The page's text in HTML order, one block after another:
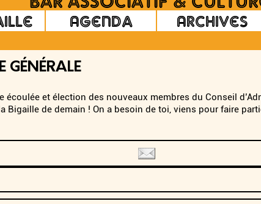
Agenda Archives
GÉNÉRALE
écoulée et élection des nouveaux membres du Conseil
Bigaille de demain ! On a besoin de toi, viens pour faire